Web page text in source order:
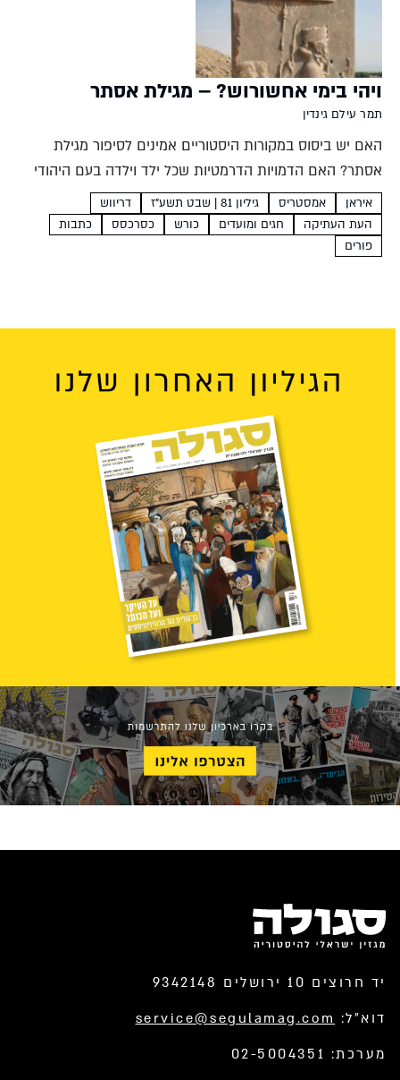
ויהי בימי אחשורוש? – מגילת אסתר
תמר עילם גינדין
האם יש ביסוס במקורות היסטוריים אמינים לסיפור מגילת
אסתר? האם הדמויות הדרמטיות שכל ילד וילדה בעם היהודי
מתחפשים אליהן כבר מאות שנים חיו ופעלו בפרס הקדומה או
שמא הן רק אגדה? מקורות מהתקופה מציגים תמונה...
איראן אמסטריס גיליון 81 | שבט תשע"ז
דריווש
העת העתיקה
חגים ומועדים כורש כסרכסס
כתבות
פורים
יד חרוצים 10 ירושלים 9342148
דוא”ל: service@segulamag.com
מערכת: 02-5004351